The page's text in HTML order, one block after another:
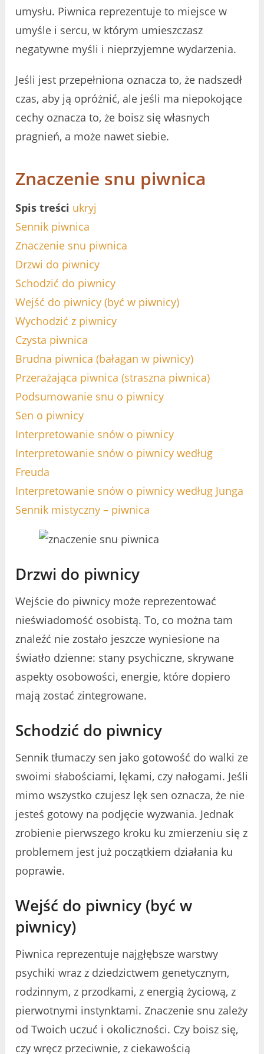
umysłu. Piwnica reprezentuje to miejsce w
umyśle i sercu, w którym umieszczasz
negatywne myśli i nieprzyjemne wydarzenia.
Jeśli jest przepełniona oznacza to, że nadszedł
czas, aby ją opróżnić, ale jeśli ma niepokojące
cechy oznacza to, że boisz się własnych
pragnień, a może nawet siebie.
Znaczenie snu piwnica
Spis treści ukryj
Sennik piwnica
Znaczenie snu piwnica
Drzwi do piwnicy
Schodzić do piwnicy
Wejść do piwnicy (być w piwnicy)
Wychodzić z piwnicy
Czysta piwnica
Brudna piwnica (bałagan w piwnicy)
Przerażająca piwnica (straszna piwnica)
Podsumowanie snu o piwnicy
Sen o piwnicy
Interpretowanie snów o piwnicy
Interpretowanie snów o piwnicy według
Freuda
Interpretowanie snów o piwnicy według Junga
Sennik mistyczny – piwnica
Drzwi do piwnicy
Wejście do piwnicy może reprezentować
nieświadomość osobistą. To, co można tam
znaleźć nie zostało jeszcze wyniesione na
światło dzienne: stany psychiczne, skrywane
aspekty osobowości, energie, które dopiero
mają zostać zintegrowane.
Schodzić do piwnicy
Sennik tłumaczy sen jako gotowość do walki ze
swoimi słabościami, lękami, czy nałogami. Jeśli
mimo wszystko czujesz lęk sen oznacza, że nie
jesteś gotowy na podjęcie wyzwania. Jednak
zrobienie pierwszego kroku ku zmierzeniu się z
problemem jest już początkiem działania ku
poprawie.
Wejść do piwnicy (być w
piwnicy)
Piwnica reprezentuje najgłębsze warstwy
psychiki wraz z dziedzictwem genetycznym,
rodzinnym, z przodkami, z energią życiową, z
pierwotnymi instynktami. Znaczenie snu zależy
od Twoich uczuć i okoliczności. Czy boisz się,
czy wręcz przeciwnie, z ciekawością